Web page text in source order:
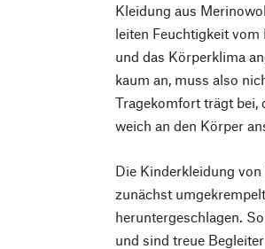
Kleidung aus
leiten Feuchtigkeit vom
und das Körperklima
kaum an, muss also
Tragekomfort trägt bei,
weich an den Körper
Die Kinderkleidung
zunächst
heruntergeschlagen.
und sind treue